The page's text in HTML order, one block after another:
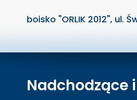
boisko "ORLIK 2012", ul.
Nadchodzące